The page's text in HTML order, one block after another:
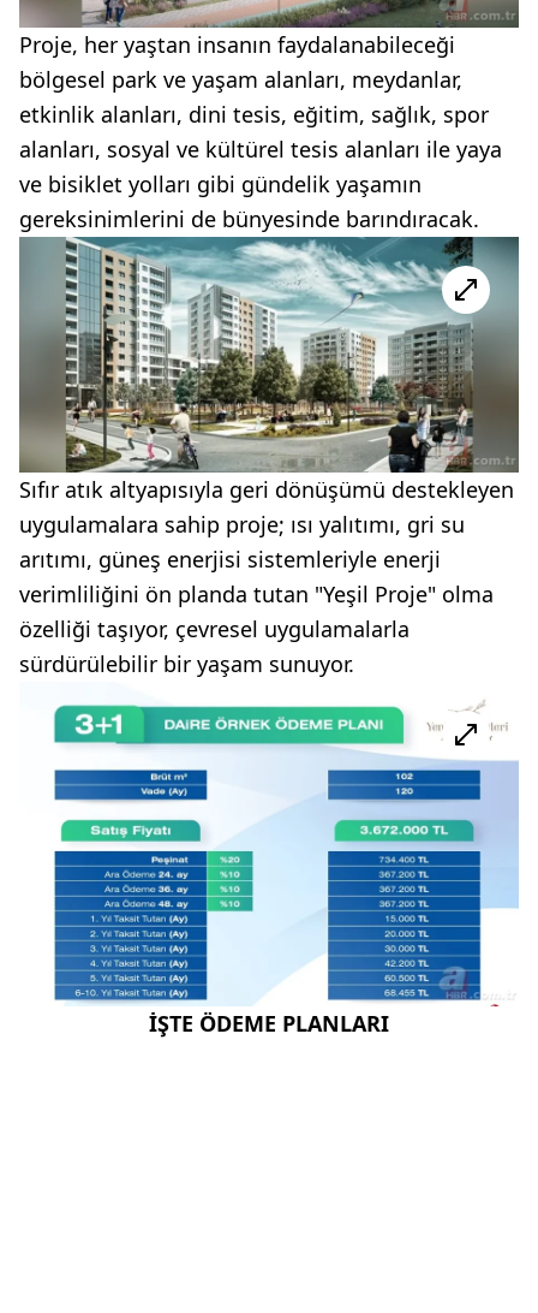
Proje, her yaştan insanın faydalanabileceği
bölgesel park ve yaşam alanları, meydanlar,
etkinlik alanları, dini tesis, eğitim, sağlık, spor
alanları, sosyal ve kültürel tesis alanları ile yaya
ve bisiklet yolları gibi gündelik yaşamın
gereksinimlerini de bünyesinde barındıracak.
Sıfır atık altyapısıyla geri dönüşümü destekleyen
uygulamalara sahip proje; ısı yalıtımı, gri su
arıtımı, güneş enerjisi sistemleriyle enerji
verimliliğini ön planda tutan "Yeşil Proje" olma
özelliği taşıyor, çevresel uygulamalarla
sürdürülebilir bir yaşam sunuyor.
İŞTE ÖDEME PLANLARI